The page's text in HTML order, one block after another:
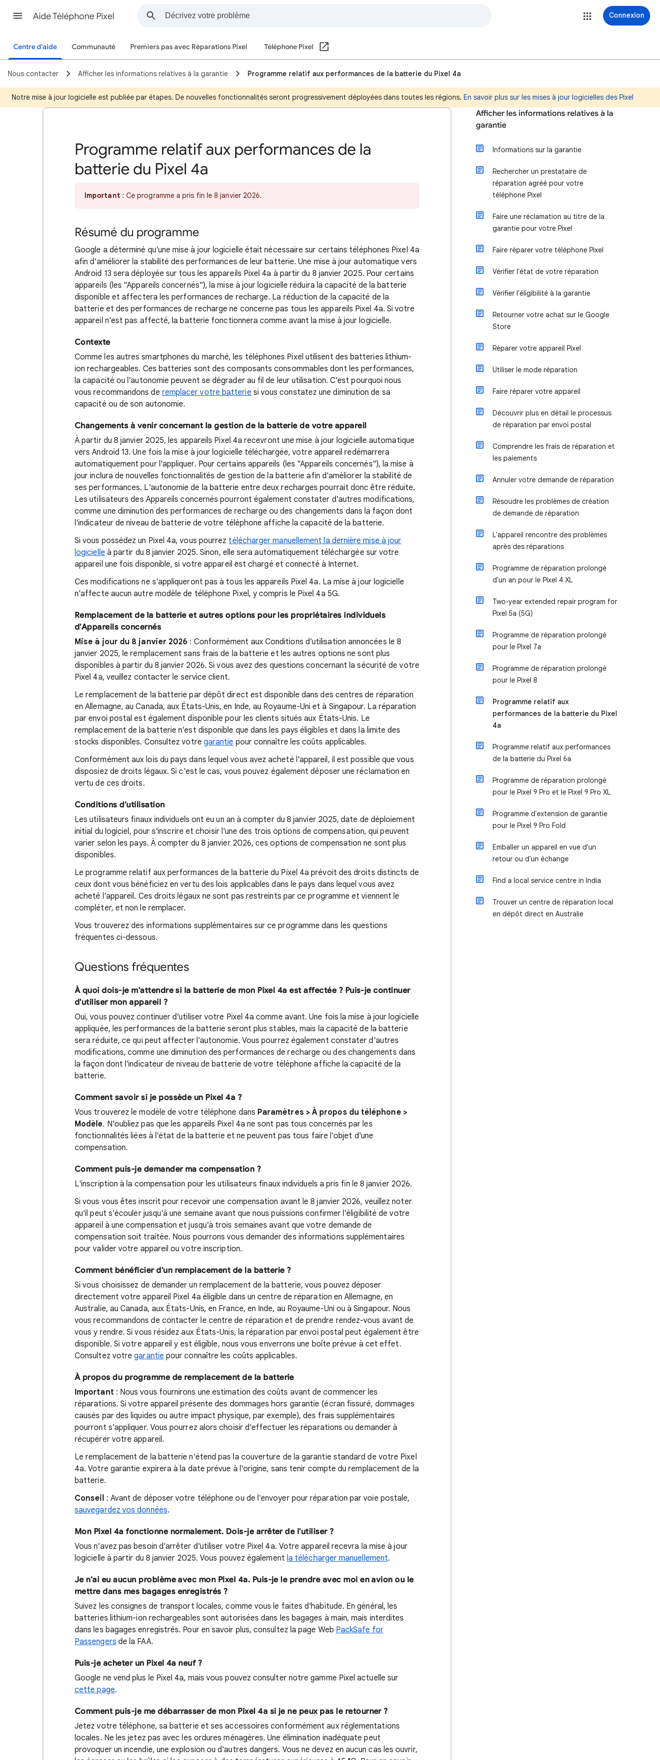
Aide Téléphone Pixel Connexion
Centre d'aide Communauté Premiers pas avec Réparations Pixel Téléphone Pixel
Nous contacter Afficher les informations relatives à la garantie Programme relatif aux performances de la batterie du Pixel 4a
Notre mise à jour logicielle est publiée par étapes. De nouvelles fonctionnalités seront progressivement déployées dans toutes les régions. En savoir plus sur les mises à jour logicielles des Pixel
Programme relatif aux performances de la
batterie du Pixel 4a
Important : Ce programme a pris fin le 8 janvier 2026.
Résumé du programme
Google a déterminé qu'une mise à jour logicielle était nécessaire sur certains téléphones Pixel 4a
afin d'améliorer la stabilité des performances de leur batterie. Une mise à jour automatique vers
Android 13 sera déployée sur tous les appareils Pixel 4a à partir du 8 janvier 2025. Pour certains
appareils (les "Appareils concernés"), la mise à jour logicielle réduira la capacité de la batterie
disponible et affectera les performances de recharge. La réduction de la capacité de la
batterie et des performances de recharge ne concerne pas tous les appareils Pixel 4a. Si votre
appareil n'est pas affecté, la batterie fonctionnera comme avant la mise à jour logicielle.
Contexte
Comme les autres smartphones du marché, les téléphones Pixel utilisent des batteries lithium-
ion rechargeables. Ces batteries sont des composants consommables dont les performances,
la capacité ou l'autonomie peuvent se dégrader au fil de leur utilisation. C'est pourquoi nous
vous recommandons de remplacer votre batterie si vous constatez une diminution de sa
capacité ou de son autonomie.
Changements à venir concernant la gestion de la batterie de votre appareil
À partir du 8 janvier 2025, les appareils Pixel 4a recevront une mise à jour logicielle automatique
vers Android 13. Une fois la mise à jour logicielle téléchargée, votre appareil redémarrera
automatiquement pour l'appliquer. Pour certains appareils (les "Appareils concernés"), la mise à
jour inclura de nouvelles fonctionnalités de gestion de la batterie afin d'améliorer la stabilité de
ses performances. L'autonomie de la batterie entre deux recharges pourrait donc être réduite.
Les utilisateurs des Appareils concernés pourront également constater d'autres modifications,
comme une diminution des performances de recharge ou des changements dans la façon dont
l'indicateur de niveau de batterie de votre téléphone affiche la capacité de la batterie.
Si vous possédez un Pixel 4a, vous pourrez télécharger manuellement la dernière mise à jour
logicielle à partir du 8 janvier 2025. Sinon, elle sera automatiquement téléchargée sur votre
appareil une fois disponible, si votre appareil est chargé et connecté à Internet.
Ces modifications ne s'appliqueront pas à tous les appareils Pixel 4a. La mise à jour logicielle
n'affecte aucun autre modèle de téléphone Pixel, y compris le Pixel 4a 5G.
Remplacement de la batterie et autres options pour les propriétaires individuels
d'Appareils concernés
Mise à jour du 8 janvier 2026 : Conformément aux Conditions d'utilisation annoncées le 8
janvier 2025, le remplacement sans frais de la batterie et les autres options ne sont plus
disponibles à partir du 8 janvier 2026. Si vous avez des questions concernant la sécurité de votre
Pixel 4a, veuillez contacter le service client.
Le remplacement de la batterie par dépôt direct est disponible dans des centres de réparation
en Allemagne, au Canada, aux États-Unis, en Inde, au Royaume-Uni et à Singapour. La réparation
par envoi postal est également disponible pour les clients situés aux États-Unis. Le
remplacement de la batterie n'est disponible que dans les pays éligibles et dans la limite des
stocks disponibles. Consultez votre garantie pour connaître les coûts applicables.
Conformément aux lois du pays dans lequel vous avez acheté l'appareil, il est possible que vous
disposiez de droits légaux. Si c'est le cas, vous pouvez également déposer une réclamation en
vertu de ces droits.
Conditions d'utilisation
Les utilisateurs finaux individuels ont eu un an à compter du 8 janvier 2025, date de déploiement
initial du logiciel, pour s'inscrire et choisir l'une des trois options de compensation, qui peuvent
varier selon les pays. À compter du 8 janvier 2026, ces options de compensation ne sont plus
disponibles.
Le programme relatif aux performances de la batterie du Pixel 4a prévoit des droits distincts de
ceux dont vous bénéficiez en vertu des lois applicables dans le pays dans lequel vous avez
acheté l'appareil. Ces droits légaux ne sont pas restreints par ce programme et viennent le
compléter, et non le remplacer.
Vous trouverez des informations supplémentaires sur ce programme dans les questions
fréquentes ci-dessous.
Questions fréquentes
À quoi dois-je m'attendre si la batterie de mon Pixel 4a est affectée ? Puis-je continuer
d'utiliser mon appareil ?
Oui, vous pouvez continuer d'utiliser votre Pixel 4a comme avant. Une fois la mise à jour logicielle
appliquée, les performances de la batterie seront plus stables, mais la capacité de la batterie
sera réduite, ce qui peut affecter l'autonomie. Vous pourrez également constater d'autres
modifications, comme une diminution des performances de recharge ou des changements dans
la façon dont l'indicateur de niveau de batterie de votre téléphone affiche la capacité de la
batterie.
Comment savoir si je possède un Pixel 4a ?
Vous trouverez le modèle de votre téléphone dans Paramètres > À propos du téléphone >
Modèle. N'oubliez pas que les appareils Pixel 4a ne sont pas tous concernés par les
fonctionnalités liées à l'état de la batterie et ne peuvent pas tous faire l'objet d'une
compensation.
Comment puis-je demander ma compensation ?
L'inscription à la compensation pour les utilisateurs finaux individuels a pris fin le 8 janvier 2026.
Si vous vous êtes inscrit pour recevoir une compensation avant le 8 janvier 2026, veuillez noter
qu'il peut s'écouler jusqu'à une semaine avant que nous puissions confirmer l'éligibilité de votre
appareil à une compensation et jusqu'à trois semaines avant que votre demande de
compensation soit traitée. Nous pourrons vous demander des informations supplémentaires
pour valider votre appareil ou votre inscription.
Comment bénéficier d'un remplacement de la batterie ?
Si vous choisissez de demander un remplacement de la batterie, vous pouvez déposer
directement votre appareil Pixel 4a éligible dans un centre de réparation en Allemagne, en
Australie, au Canada, aux États-Unis, en France, en Inde, au Royaume-Uni ou à Singapour. Nous
vous recommandons de contacter le centre de réparation et de prendre rendez-vous avant de
vous y rendre. Si vous résidez aux États-Unis, la réparation par envoi postal peut également être
disponible. Si votre appareil y est éligible, nous vous enverrons une boîte prévue à cet effet.
Consultez votregarantie pour connaître les coûts applicables.
À propos du programme de remplacement de la batterie
Important : Nous vous fournirons une estimation des coûts avant de commencer les
réparations. Si votre appareil présente des dommages hors garantie (écran fissuré, dommages
causés par des liquides ou autre impact physique, par exemple), des frais supplémentaires
pourront s'appliquer. Vous pourrez alors choisir d'effectuer les réparations ou demander à
récupérer votre appareil.
Le remplacement de la batterie n'étend pas la couverture de la garantie standard de votre Pixel
4a. Votre garantie expirera à la date prévue à l'origine, sans tenir compte du remplacement de la
batterie.
Conseil : Avant de déposer votre téléphone ou de l'envoyer pour réparation par voie postale,
sauvegardez vos données.
Mon Pixel 4a fonctionne normalement. Dois-je arrêter de l'utiliser ?
Vous n'avez pas besoin d'arrêter d'utiliser votre Pixel 4a. Votre appareil recevra la mise à jour
logicielle à partir du 8 janvier 2025. Vous pouvez également la télécharger manuellement.
Je n'ai eu aucun problème avec mon Pixel 4a. Puis-je le prendre avec moi en avion ou le
mettre dans mes bagages enregistrés ?
Suivez les consignes de transport locales, comme vous le faites d'habitude. En général, les
batteries lithium-ion rechargeables sont autorisées dans les bagages à main, mais interdites
dans les bagages enregistrés. Pour en savoir plus, consultez la page Web PackSafe for
Passengers de la FAA.
Puis-je acheter un Pixel 4a neuf ?
Google ne vend plus le Pixel 4a, mais vous pouvez consulter notre gamme Pixel actuelle sur
cette page.
Comment puis-je me débarrasser de mon Pixel 4a si je ne peux pas le retourner ?
Jetez votre téléphone, sa batterie et ses accessoires conformément aux réglementations
locales. Ne les jetez pas avec les ordures ménagères. Une élimination inadéquate peut
provoquer un incendie, une explosion ou d'autres dangers. Vous ne devez en aucun cas les ouvrir,
Afficher les informations relatives à la
garantie
Informations sur la garantie
Rechercher un prestataire de
réparation agréé pour votre
téléphone Pixel
Faire une réclamation au titre de la
garantie pour votre Pixel
Faire réparer votre téléphone Pixel
Vérifier l'état de votre réparation
Vérifier l'éligibilité à la garantie
Retourner votre achat sur le Google
Store
Réparer votre appareil Pixel
Utiliser le mode réparation
Faire réparer votre appareil
Découvrir plus en détail le processus
de réparation par envoi postal
Comprendre les frais de réparation et
les paiements
Annuler votre demande de réparation
Résoudre les problèmes de création
de demande de réparation
L'appareil rencontre des problèmes
après des réparations
Programme de réparation prolongé
d'un an pour le Pixel 4 XL
Two-year extended repair program for
Pixel 5a (5G)
Programme de réparation prolongé
pour le Pixel 7a
Programme de réparation prolongé
pour le Pixel 8
Programme relatif aux
performances de la batterie du Pixel
4a
Programme relatif aux performances
de la batterie du Pixel 6a
Programme de réparation prolongé
pour le Pixel 9 Pro et le Pixel 9 Pro XL
Programme d'extension de garantie
pour le Pixel 9 Pro Fold
Emballer un appareil en vue d'un
retour ou d'un échange
Find a local service centre in India
Trouver un centre de réparation local
en dépôt direct en Australie